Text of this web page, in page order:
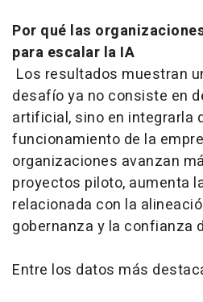
Por qué las
para escalar la IA
Los resultados muestran
desafío ya no consiste en
artificial, sino en integrarla
funcionamiento de la
organizaciones avanzan
proyectos piloto, aumenta
relacionada con la
gobernanza y la confianza
Entre los datos más